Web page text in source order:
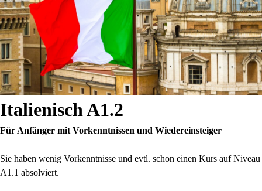
Italienisch A1.2
Für Anfänger mit Vorkenntnissen und Wiedereinsteiger
Sie haben wenig Vorkenntnisse und evtl. schon einen Kurs auf Niveau
A1.1 absolviert.